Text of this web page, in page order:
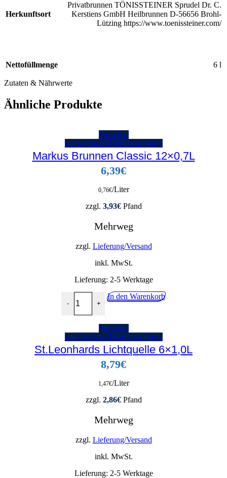
Herkunftsort
Privatbrunnen TÖNISSTEINER Sprudel Dr. C.
Kerstiens GmbH Heilbrunnen D-56656 Brohl-
Lützing https://www.toenissteiner.com/
Nettofüllmenge 6 l
Zutaten & Nährwerte
Ähnliche Produkte
Vorschau
zur Getränke-Liste hinzufügen
Markus Brunnen Classic 12×0,7L
6,39€
0,76€/Liter
zzgl. 3,93€Pfand
Mehrweg
zzgl. Lieferung/Versand
inkl. MwSt.
Lieferung: 2-5 Werktage
-
Markus Brunnen Classic 12x0,7L Menge
+
In den Warenkorb
Vorschau
zur Getränke-Liste hinzufügen
St.Leonhards Lichtquelle 6×1,0L
8,79€
1,47€/Liter
zzgl. 2,86€Pfand
Mehrweg
zzgl. Lieferung/Versand
inkl. MwSt.
Lieferung: 2-5 Werktage